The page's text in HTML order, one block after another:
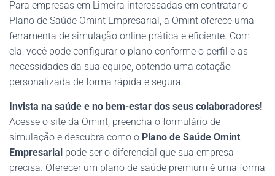
Para empresas em Limeira interessadas em contratar o
Plano de Saúde Omint Empresarial, a Omint oferece uma
ferramenta de simulação online prática e eficiente. Com
ela, você pode configurar o plano conforme o perfil e as
necessidades da sua equipe, obtendo uma cotação
personalizada de forma rápida e segura.
Invista na saúde e no bem-estar dos seus colaboradores!
Acesse o site da Omint, preencha o formulário de
simulação e descubra como o Plano de Saúde Omint
Empresarial pode ser o diferencial que sua empresa
precisa. Oferecer um plano de saúde premium é uma forma